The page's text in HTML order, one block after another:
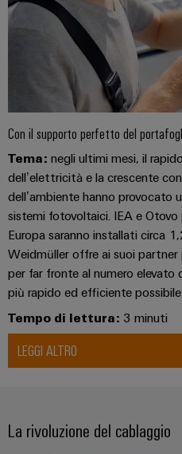
Con il supporto perfetto del
Tema: negli ultimi mesi, il
dell’elettricità e la crescente
dell’ambiente hanno provocato
sistemi fotovoltaici. IEA e Otovo
Europa saranno installati circa
Weidmüller offre ai suoi
per far fronte al numero elevato
più rapido ed efficiente possibile.
Tempo di lettura: 3 minuti
LEGGI ALTRO
La rivoluzione del cablaggio